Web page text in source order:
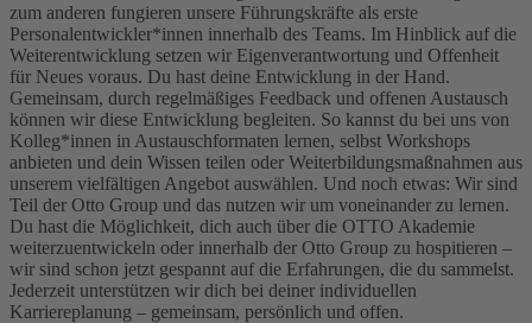
zum anderen fungieren unsere Führungskräfte als erste
Personalentwickler*innen innerhalb des Teams. Im Hinblick auf die
Weiterentwicklung setzen wir Eigenverantwortung und Offenheit
für Neues voraus. Du hast deine Entwicklung in der Hand.
Gemeinsam, durch regelmäßiges Feedback und offenen Austausch
können wir diese Entwicklung begleiten. So kannst du bei uns von
Kolleg*innen in Austauschformaten lernen, selbst Workshops
anbieten und dein Wissen teilen oder Weiterbildungsmaßnahmen aus
unserem vielfältigen Angebot auswählen. Und noch etwas: Wir sind
Teil der Otto Group und das nutzen wir um voneinander zu lernen.
Du hast die Möglichkeit, dich auch über die OTTO Akademie
weiterzuentwickeln oder innerhalb der Otto Group zu hospitieren –
wir sind schon jetzt gespannt auf die Erfahrungen, die du sammelst.
Jederzeit unterstützen wir dich bei deiner individuellen
Karriereplanung – gemeinsam, persönlich und offen.